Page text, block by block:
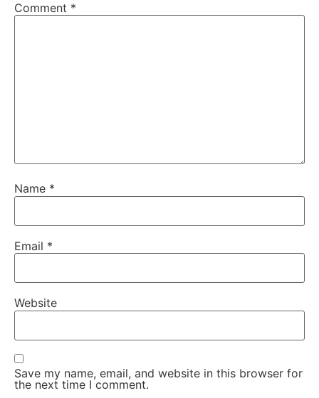
Comment *
Name *
Email *
Website
Save my name, email, and website in this browser for
the next time I comment.